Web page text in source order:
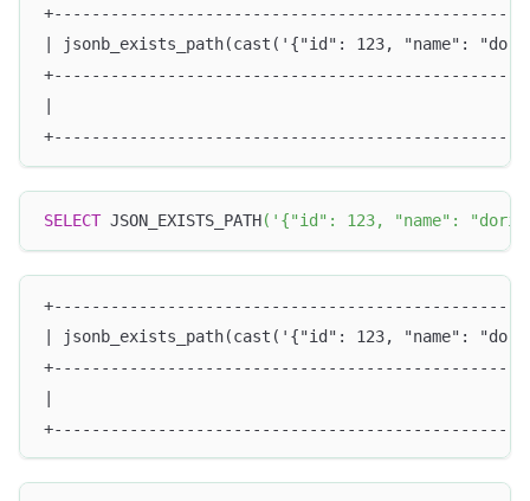
| jsonb_exists_path(cast('{"id": 123, "name":
SELECT JSON_EXISTS_PATH( '{"id": 123, "name":
| jsonb_exists_path(cast('{"id": 123, "name":
|